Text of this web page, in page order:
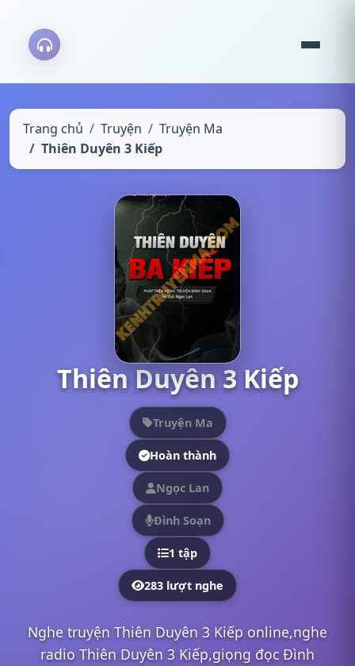
Trang chủ Truyện
Truyện Ma
Thiên Duyên 3 Kiếp
Thiên Duyên 3 Kiếp
Truyện Ma
Hoàn thành
Ngọc Lan
Đình Soạn
1 tập
283 lượt nghe
Nghe truyện Thiên Duyên 3 Kiếp online,nghe
radio Thiên Duyên 3 Kiếp,giọng đọc Đình